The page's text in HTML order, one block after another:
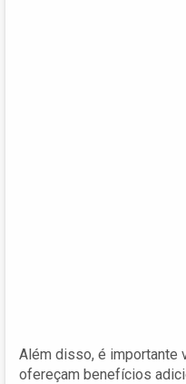
Além disso, é importante
ofereçam benefícios